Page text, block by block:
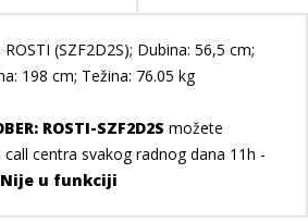
(SZF2D2S); Dubina: 56,5 cm;
198 cm; Težina: 76.05 kg
ROSTI-SZF2D2S možete
centra svakog radnog dana 11h -
Nije u funkciji